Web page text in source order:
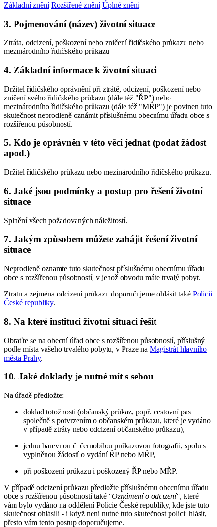
Základní znění Rozšířené znění Úplné znění
3. Pojmenování (název) životní situace
Ztráta, odcizení, poškození nebo zničení řidičského průkazu nebo
mezinárodního řidičského průkazu
4. Základní informace k životní situaci
Držitel řidičského oprávnění při ztrátě, odcizení, poškození nebo
zničení svého řidičského průkazu (dále též "ŘP") nebo
mezinárodního řidičského průkazu (dále též "MŘP") je povinen tuto
skutečnost neprodleně oznámit příslušnému obecnímu úřadu obce s
rozšířenou působností.
5. Kdo je oprávněn v této věci jednat (podat žádost
apod.)
Držitel řidičského průkazu nebo mezinárodního řidičského průkazu.
6. Jaké jsou podmínky a postup pro řešení životní
situace
Splnění všech požadovaných náležitostí.
7. Jakým způsobem můžete zahájit řešení životní
situace
Neprodleně oznamte tuto skutečnost příslušnému obecnímu úřadu
obce s rozšířenou působností, v jehož obvodu máte trvalý pobyt.
Ztrátu a zejména odcizení průkazu doporučujeme ohlásit také Policii
České republiky.
8. Na které instituci životní situaci řešit
Obraťte se na obecní úřad obce s rozšířenou působností, příslušný
podle místa vašeho trvalého pobytu, v Praze na Magistrát hlavního
města Prahy.
10. Jaké doklady je nutné mít s sebou
Na úřadě předložte:
doklad totožnosti (občanský průkaz, popř. cestovní pas
společně s potvrzením o občanském průkazu, které je vydáno
v případě ztráty nebo odcizení občanského průkazu),
jednu barevnou či černobílou průkazovou fotografii, spolu s
vyplněnou žádostí o vydání ŘP nebo MŘP,
při poškození průkazu i poškozený ŘP nebo MŘP.
V případě odcizení průkazu předložte příslušnému obecnímu úřadu
obce s rozšířenou působností také "Oznámení o odcizení", které
vám bylo vydáno na oddělení Policie České republiky, kde jste tuto
skutečnost ohlásili - i když není nutné tuto skutečnost policii hlásit,
přesto vám tento postup doporučujeme.